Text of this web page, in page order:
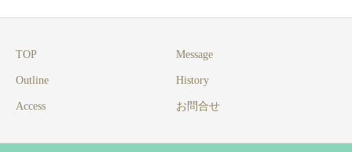
TOP Message
Outline History
Access お問合せ